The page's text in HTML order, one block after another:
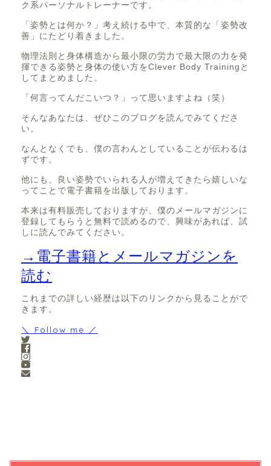
ク系パーソナルトレーナーです。
「姿勢とは何か？」考え続ける中で、本質的な「姿勢改
善」にたどり着きました。
物理法則と身体構造から最小限の労力で最大限の力を発
揮できる姿勢と身体の使い方をClever Body Trainingと
してまとめました。
「何言ってんだこいつ？」って思いますよね（笑）
そんなあなたは、ぜひこのブログを読んでみてくださ
い。
なんとなくでも、僕の言わんとしていることが伝わるは
ずです。
他にも、良い姿勢でいられる人が増えてきたら嬉しいな
ってことで電子書籍を出版しております。
本来は有料販売しておりますが、僕のメールマガジンに
登録してもらうと無料で読めるので、興味があれば、試
しに読んでみてください。
→電子書籍とメールマガジンを
読む
これまでの詳しい経歴は以下のリンクから見ることがで
きます。
＼ Follow me ／